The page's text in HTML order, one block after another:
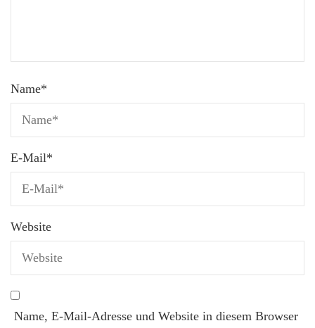
Name*
E-Mail*
Website
Name, E-Mail-Adresse und Website in diesem Browser